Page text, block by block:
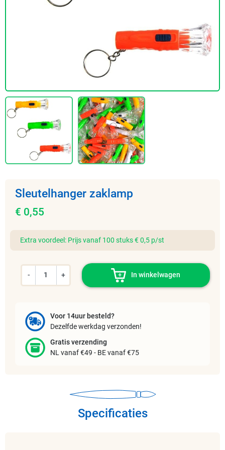
Sleutelhanger zaklamp
€ 0,55
Extra voordeel: Prijs vanaf 100 stuks € 0,5 p/st
- + In winkelwagen
Voor 14uur besteld?
Dezelfde werkdag verzonden!
Gratis verzending
NL vanaf €49 - BE vanaf €75
Specificaties